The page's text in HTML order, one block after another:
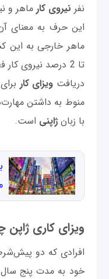
نفر نیروی کار ماهر و
این حرف به معنای
تا 2 درصد نیروی کار فعال
دریافت ویزای کار
منوط به داشتن
با زبانژاپنی است.
ویزای کاری ژاپن
افرادی که دو پیش‌شرط
خود به مدت پنج سال